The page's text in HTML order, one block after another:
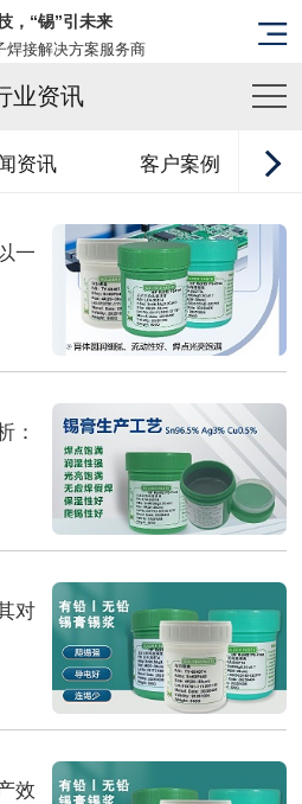
，“锡”引未来
焊接解决方案服务商
业资讯
资讯 客户案例
一
：
对
效